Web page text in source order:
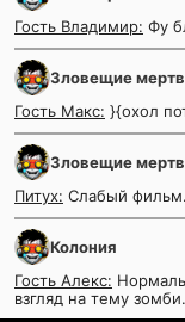
Гость Владимир: Фу
Зловещие
Гость Макс: }{охол
Зловещие
Питух: Слабый
Колония
Гость Алекс:
взгляд на тему